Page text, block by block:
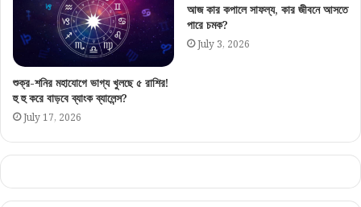
শুক্র-শনির মহাযোগে ভাগ্য খুলছে ৫ রাশির!
হু হু করে বাড়বে ব্যাংক ব্যালেন্স?
July 17, 2026
আজ কার কপালে সাফল্য, কার জীবনে আসতে
পারে চমক?
July 3, 2026